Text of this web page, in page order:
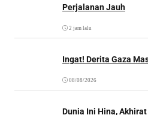
Perjalanan Jauh
2 jam lalu
Ingat! Derita Gaza
08/08/2026
Dunia Ini Hina,